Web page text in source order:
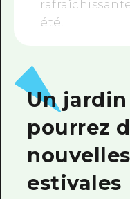
été.
Un
pourrez
estivales